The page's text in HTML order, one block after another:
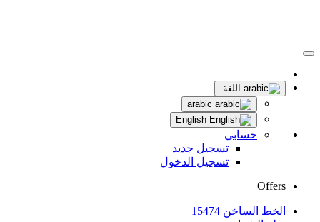
اللغة
حسابي
تسجيل جديد
تسجيل الدخول
Offers
الخط الساخن 15474